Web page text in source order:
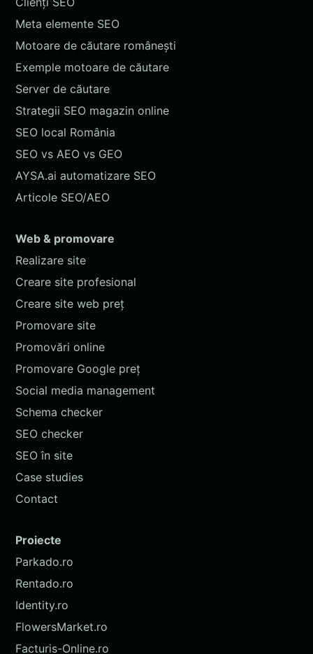
Meta elemente SEO
Motoare de căutare românești
Exemple motoare de căutare
Server de căutare
Strategii SEO magazin online
SEO local România
SEO vs AEO vs GEO
AYSA.ai automatizare SEO
Articole SEO/AEO
Web & promovare
Realizare site
Creare site profesional
Creare site web preț
Promovare site
Promovări online
Promovare Google preț
Social media management
Schema checker
SEO checker
SEO în site
Case studies
Contact
Proiecte
Parkado.ro
Rentado.ro
Identity.ro
FlowersMarket.ro
Facturis-Online.ro